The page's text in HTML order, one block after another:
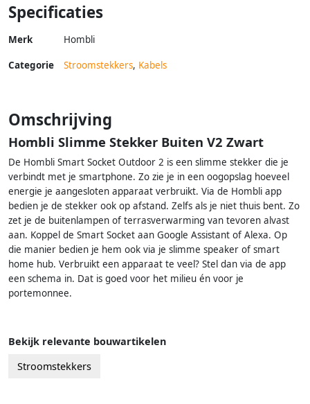
Specificaties
Merk Hombli
Categorie Stroomstekkers, Kabels
Omschrijving
Hombli Slimme Stekker Buiten V2 Zwart
De Hombli Smart Socket Outdoor 2 is een slimme stekker die je
verbindt met je smartphone. Zo zie je in een oogopslag hoeveel
energie je aangesloten apparaat verbruikt. Via de Hombli app
bedien je de stekker ook op afstand. Zelfs als je niet thuis bent. Zo
zet je de buitenlampen of terrasverwarming van tevoren alvast
aan. Koppel de Smart Socket aan Google Assistant of Alexa. Op
die manier bedien je hem ook via je slimme speaker of smart
home hub. Verbruikt een apparaat te veel? Stel dan via de app
een schema in. Dat is goed voor het milieu én voor je
portemonnee.
Bekijk relevante bouwartikelen
Stroomstekkers